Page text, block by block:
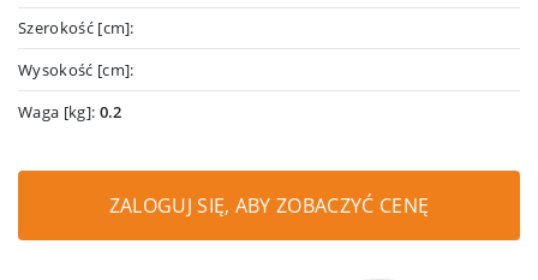
Szerokość [cm]:
Wysokość [cm]:
Waga [kg]: 0.2
ZALOGUJ SIĘ, ABY ZOBACZYĆ CENĘ